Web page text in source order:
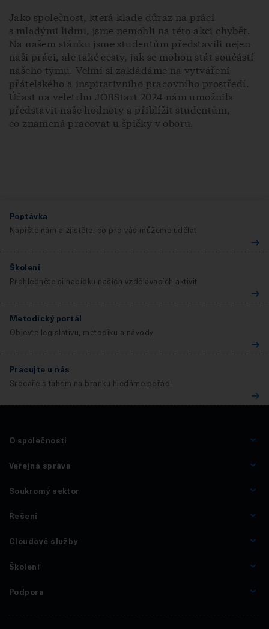
Jako společnost, která klade důraz na práci
s mladými lidmi, jsme nemohli na této akci chybět.
Na našem stánku jsme studentům představili nejen
naši práci, ale také cesty, jak se mohou stát součástí
našeho týmu. Velmi si zakládáme na vytváření
přátelského a inspirativního pracovního prostředí.
Účast na veletrhu JOBStart 2024 nám umožnila
představit naše hodnoty a přiblížit studentům,
co znamená pracovat u špičky v oboru.
Poptávka
Napište nám a zjistěte, co pro vás můžeme udělat
Školení
Prohlédněte si nabídku našich vzdělávacích aktivit
Metodický portál
Objevte legislativu, metodiku a návody
Pracujte u nás
Srdcaře s tahem na branku hledáme pořád
O společnosti
Veřejná správa
Soukromý sektor
Řešení
Cloudové služby
Školení
Podpora